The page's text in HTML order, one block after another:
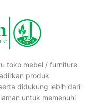
toko mebel / furniture
produk
didukung lebih dari
untuk memenuhi